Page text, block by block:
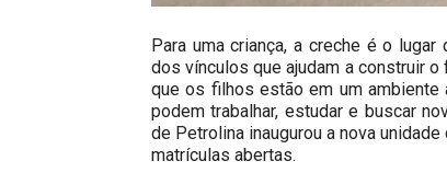
Para uma criança, a creche é o
dos vínculos que ajudam a construir
que os filhos estão em um ambiente
podem trabalhar, estudar e buscar
de Petrolina inaugurou a nova
matrículas abertas.